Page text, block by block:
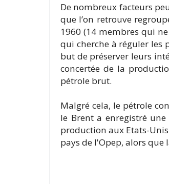
De nombreux facteurs
que l’on retrouve
1960 (14 membres qui
qui cherche à réguler les
but de préserver leurs
concertée de la
pétrole brut.
Malgré cela, le pétrole
le Brent a enregistré
production aux Etats-
pays de l'Opep, alors